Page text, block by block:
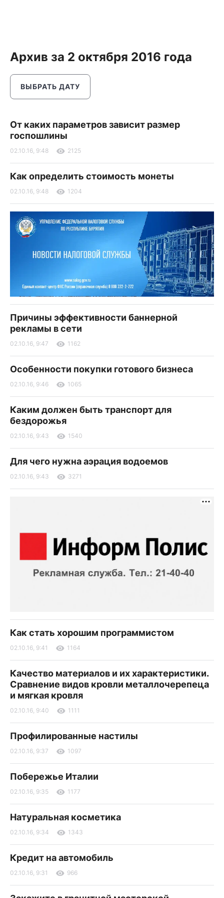
Архив за 2 октября 2016 года
ВЫБРАТЬ ДАТУ
От каких параметров зависит размер
госпошлины
02.10.16, 9:48 2125
Как определить стоимость монеты
02.10.16, 9:48 1204
Причины эффективности баннерной
рекламы в сети
02.10.16, 9:47 1162
Особенности покупки готового бизнеса
02.10.16, 9:46 1065
Каким должен быть транспорт для
бездорожья
02.10.16, 9:43 1540
Для чего нужна аэрация водоемов
02.10.16, 9:43 3271
Как стать хорошим программистом
02.10.16, 9:41 1164
Качество материалов и их характеристики.
Сравнение видов кровли металлочерепеца
и мягкая кровля
02.10.16, 9:40 1111
Профилированные настилы
02.10.16, 9:37 1097
Побережье Италии
02.10.16, 9:35 1177
Натуральная косметика
02.10.16, 9:34 1343
Кредит на автомобиль
02.10.16, 9:31 966